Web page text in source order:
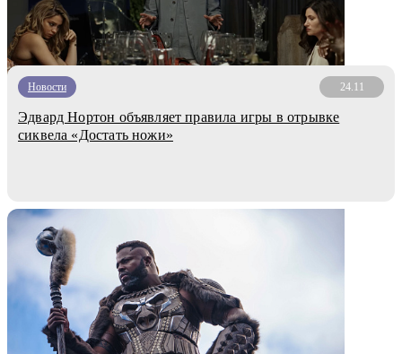
Новости 24.11
Эдвард Нортон объявляет правила игры в отрывке
сиквела «Достать ножи»